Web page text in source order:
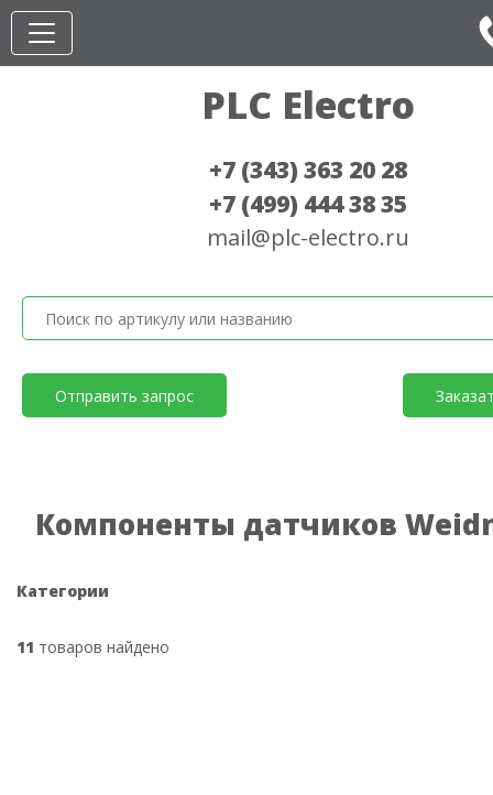
PLC Electro
+7 (343) 363 20 28
+7 (499) 444 38 35
mail@plc-electro.ru
Отправить запрос
Компоненты датчиков
Категории
11 товаров найдено